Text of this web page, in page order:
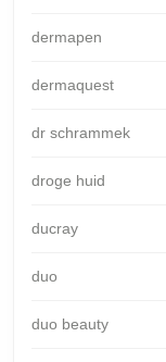
dermapen
dermaquest
dr schrammek
droge huid
ducray
duo
duo beauty